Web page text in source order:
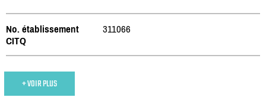
No. établissement
CITQ
311066
+ VOIR PLUS